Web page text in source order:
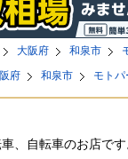
大阪府 和泉市
府 和泉市 モトパ
、自転車のお店で